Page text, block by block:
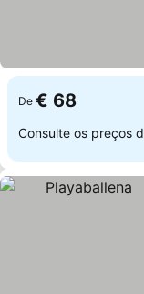
De € 68
Consulte os preços